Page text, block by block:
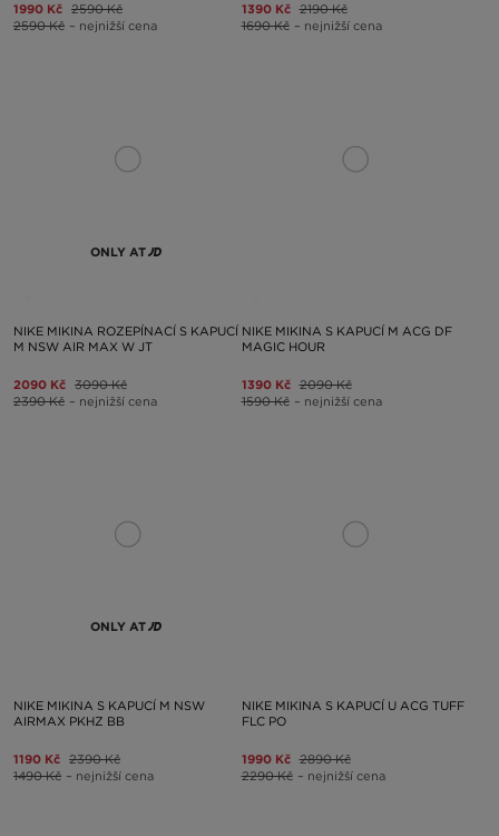
1990 Kč 2590 Kč
2590 Kč – nejnižší cena
1390 Kč 2190 Kč
1690 Kč – nejnižší cena
ONLY AT
NIKE MIKINA ROZEPÍNACÍ S KAPUCÍ
M NSW AIR MAX W JT
2090 Kč 3090 Kč
2390 Kč – nejnižší cena
NIKE MIKINA S KAPUCÍ M ACG DF
MAGIC HOUR
1390 Kč 2090 Kč
1590 Kč – nejnižší cena
ONLY AT
NIKE MIKINA S KAPUCÍ M NSW
AIRMAX PKHZ BB
1190 Kč 2390 Kč
1490 Kč – nejnižší cena
NIKE MIKINA S KAPUCÍ U ACG TUFF
FLC PO
1990 Kč 2890 Kč
2290 Kč – nejnižší cena